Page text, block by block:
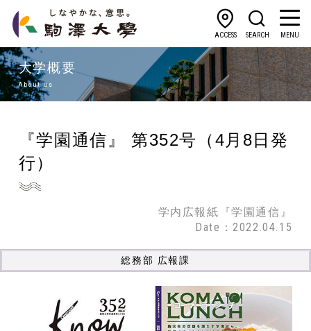
ACCESS SEARCH MENU
大学概要
About us
『学園通信』 第352号（4月8日発
行）
学内広報紙『学園通信』
Date：2022.04.15
総務部 広報課